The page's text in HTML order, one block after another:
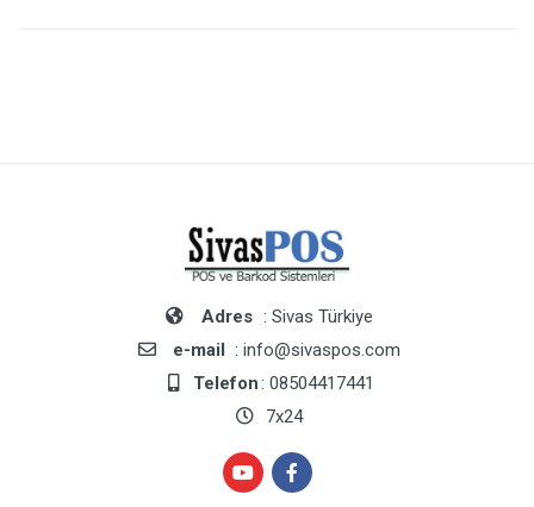
Adres : Sivas Türkiye
e-mail : info@sivaspos.com
Telefon: 08504417441
7x24